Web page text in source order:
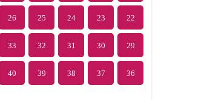
22
23
24
25
26
29
30
31
32
33
36
37
38
39
40